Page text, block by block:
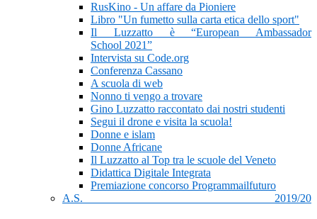
RusKino - Un affare da Pioniere
Libro "Un fumetto sulla carta etica dello sport"
Il Luzzatto è “European Ambassador
School 2021”
Intervista su Code.org
Conferenza Cassano
A scuola di web
Nonno ti vengo a trovare
Gino Luzzatto raccontato dai nostri studenti
Segui il drone e visita la scuola!
Donne e islam
Donne Africane
Il Luzzatto al Top tra le scuole del Veneto
Didattica Digitale Integrata
Premiazione concorso Programmailfuturo
A.S. 2019/20